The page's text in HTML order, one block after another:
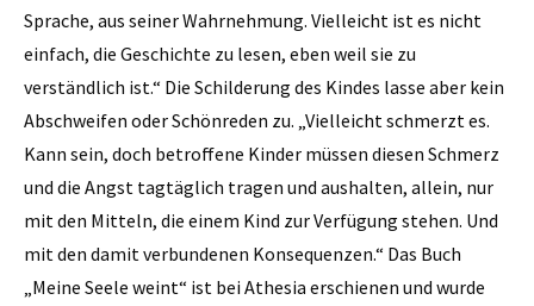
Sprache, aus seiner Wahrnehmung. Vielleicht ist es nicht
einfach, die Geschichte zu lesen, eben weil sie zu
verständlich ist.“ Die Schilderung des Kindes lasse aber kein
Abschweifen oder Schönreden zu. „Vielleicht schmerzt es.
Kann sein, doch betroffene Kinder müssen diesen Schmerz
und die Angst tagtäglich tragen und aushalten, allein, nur
mit den Mitteln, die einem Kind zur Verfügung stehen. Und
mit den damit verbundenen Konsequenzen.“ Das Buch
„Meine Seele weint“ ist bei Athesia erschienen und wurde